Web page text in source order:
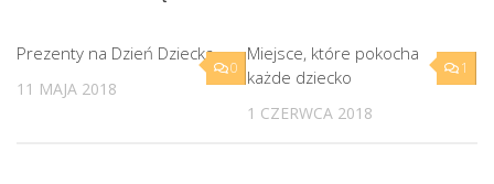
0
Prezenty na Dzień Dziecka
11 MAJA 2018
1
Miejsce, które pokocha
każde dziecko
1 CZERWCA 2018